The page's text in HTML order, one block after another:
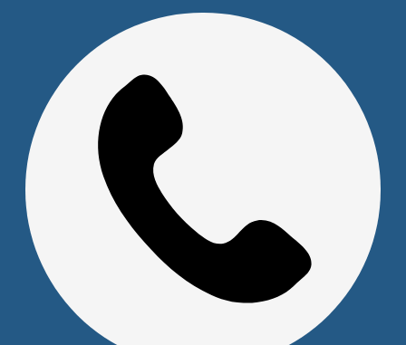
Прайс на услуги Сервисного Центра
Реквизиты
Оставайтесь на связи
Наши контакты
+7 (391) 291-30-30 info@s-pl.ru